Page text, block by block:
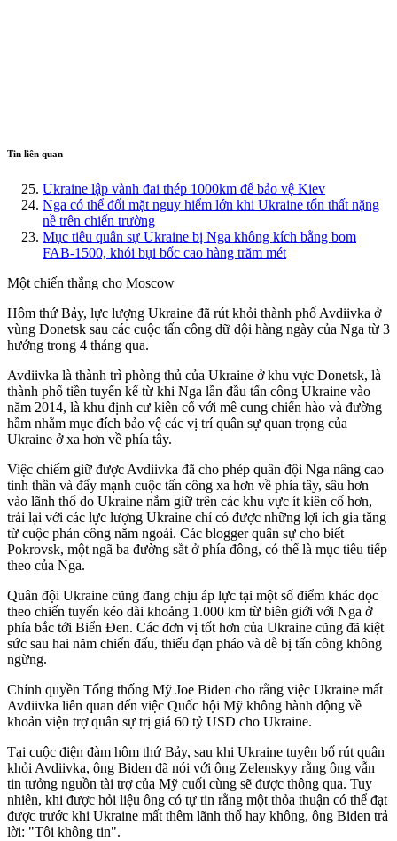
Tin liên quan
Ukraine lập vành đai thép 1000km để bảo vệ Kiev
Nga có thể đối mặt nguy hiểm lớn khi Ukraine tổn thất nặng
nề trên chiến trường
Mục tiêu quân sự Ukraine bị Nga không kích bằng bom
FAB-1500, khói bụi bốc cao hàng trăm mét
Một chiến thắng cho Moscow
Hôm thứ Bảy, lực lượng Ukraine đã rút khỏi thành phố Avdiivka ở
vùng Donetsk sau các cuộc tấn công dữ dội hàng ngày của Nga từ 3
hướng trong 4 tháng qua.
Avdiivka là thành trì phòng thủ của Ukraine ở khu vực Donetsk, là
thành phố tiền tuyến kể từ khi Nga lần đầu tấn công Ukraine vào
năm 2014, là khu định cư kiên cố với mê cung chiến hào và đường
hầm nhằm mục đích bảo vệ các vị trí quân sự quan trọng của
Ukraine ở xa hơn về phía tây.
Việc chiếm giữ được Avdiivka đã cho phép quân đội Nga nâng cao
tinh thần và đẩy mạnh cuộc tấn công xa hơn về phía tây, sâu hơn
vào lãnh thổ do Ukraine nắm giữ trên các khu vực ít kiên cố hơn,
trái lại với các lực lượng Ukraine chỉ có được những lợi ích gia tăng
từ cuộc phản công năm ngoái. Các blogger quân sự cho biết
Pokrovsk, một ngã ba đường sắt ở phía đông, có thể là mục tiêu tiếp
theo của Nga.
Quân đội Ukraine cũng đang chịu áp lực tại một số điểm khác dọc
theo chiến tuyến kéo dài khoảng 1.000 km từ biên giới với Nga ở
phía bắc tới Biển Đen. Các đơn vị tốt hơn của Ukraine cũng đã kiệt
sức sau hai năm chiến đấu, thiếu đạn pháo và dễ bị tấn công không
ngừng.
Chính quyền Tổng thống Mỹ Joe Biden cho rằng việc Ukraine mất
Avdiivka liên quan đến việc Quốc hội Mỹ không hành động về
khoản viện trợ quân sự trị giá 60 tỷ USD cho Ukraine.
Tại cuộc điện đàm hôm thứ Bảy, sau khi Ukraine tuyên bố rút quân
khỏi Avdiivka, ông Biden đã nói với ông Zelenskyy rằng ông vẫn
tin tưởng nguồn tài trợ của Mỹ cuối cùng sẽ được thông qua. Tuy
nhiên, khi được hỏi liệu ông có tự tin rằng một thỏa thuận có thể đạt
được trước khi Ukraine mất thêm lãnh thổ hay không, ông Biden trả
lời: "Tôi không tin".